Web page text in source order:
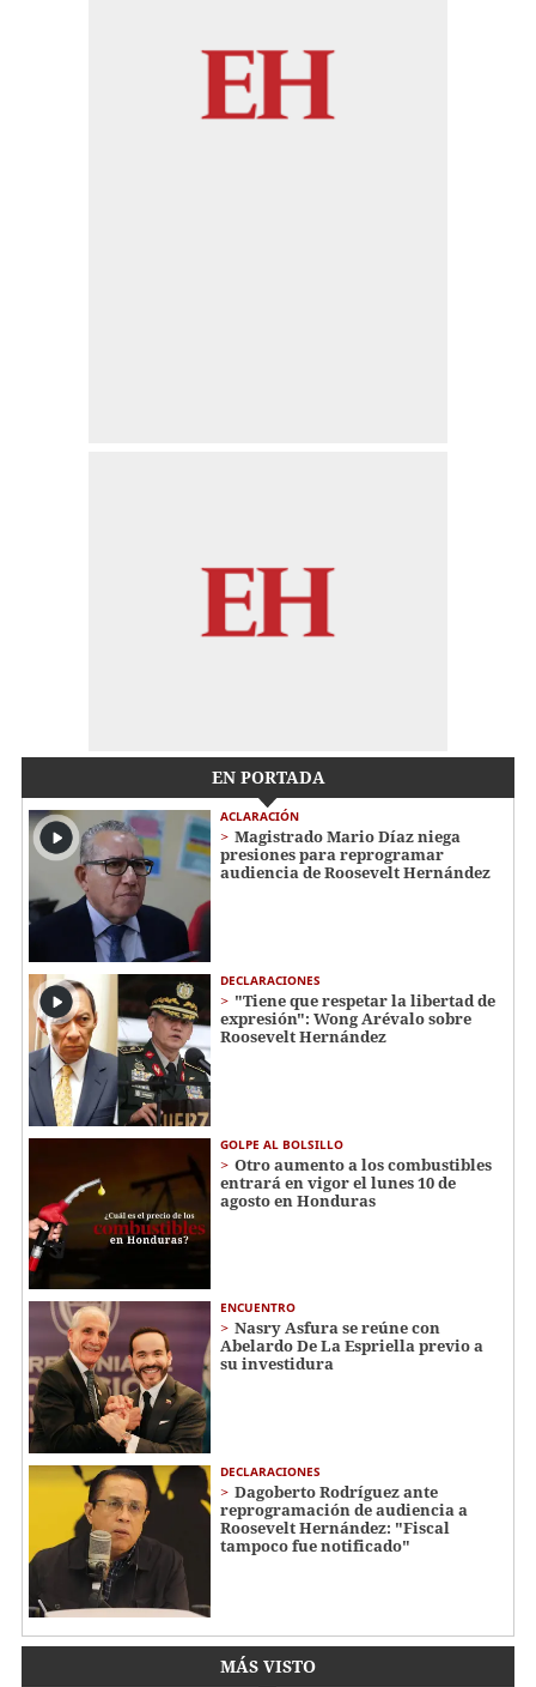
EN PORTADA
ACLARACIÓN
Magistrado Mario Díaz niega
presiones para reprogramar
audiencia de Roosevelt Hernández
DECLARACIONES
"Tiene que respetar la libertad de
expresión": Wong Arévalo sobre
Roosevelt Hernández
GOLPE AL BOLSILLO
Otro aumento a los combustibles
entrará en vigor el lunes 10 de
agosto en Honduras
ENCUENTRO
Nasry Asfura se reúne con
Abelardo De La Espriella previo a
su investidura
DECLARACIONES
Dagoberto Rodríguez ante
reprogramación de audiencia a
Roosevelt Hernández: "Fiscal
tampoco fue notificado"
MÁS VISTO